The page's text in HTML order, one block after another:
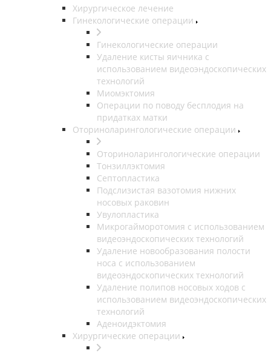
Хирургическое лечение
Гинекологические операции
Гинекологические операции
Удаление кисты яичника с
использованием видеоэндоскопических
технологий
Миомэктомия
Операции по поводу бесплодия на
придатках матки
Оториноларингологические операции
Оториноларингологические операции
Тонзиллэктомия
Септопластика
Подслизистая вазотомия нижних
носовых раковин
Увулопластика
Микрогайморотомия с использованием
видеоэндоскопических технологий
Удаление новообразования полости
носа с использованием
видеоэндоскопических технологий
Удаление полипов носовых ходов с
использованием видеоэндоскопических
технологий
Аденоидэктомия
Хирургические операции